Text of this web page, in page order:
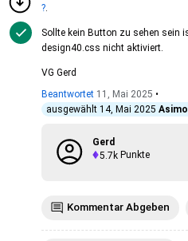
?.
Sollte kein Button zu sehen sein
design40.css nicht aktiviert.
VG Gerd
Beantwortet 11, Mai 2025 •
ausgewählt 14, Mai 2025
Gerd
5.7k Punkte
Kommentar Abgeben